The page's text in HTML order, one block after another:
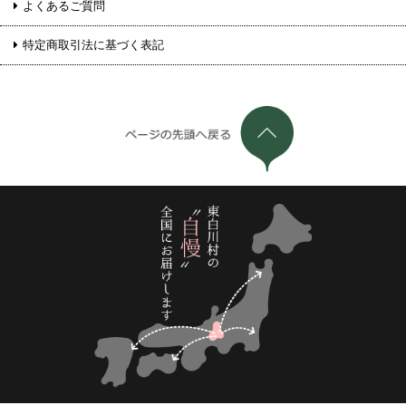
よくあるご質問
特定商取引法に基づく表記